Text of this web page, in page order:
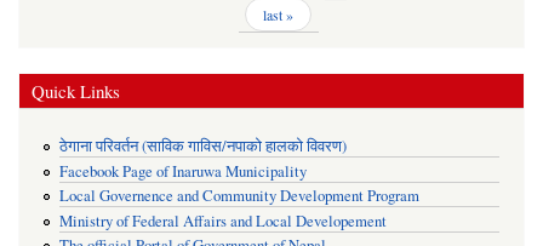
last »
Quick Links
ठेगाना परिवर्तन (साविक गाविस/नपाको हालको विवरण)
Facebook Page of Inaruwa Municipality
Local Governence and Community Development Program
Ministry of Federal Affairs and Local Developement